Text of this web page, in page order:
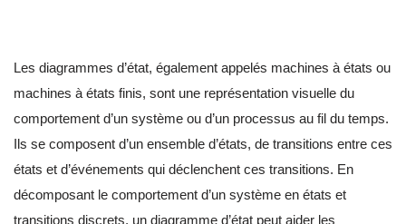
Les diagrammes d’état, également appelés machines à états ou
machines à états finis, sont une représentation visuelle du
comportement d’un système ou d’un processus au fil du temps.
Ils se composent d’un ensemble d’états, de transitions entre ces
états et d’événements qui déclenchent ces transitions. En
décomposant le comportement d’un système en états et
transitions discrets, un diagramme d’état peut aider les